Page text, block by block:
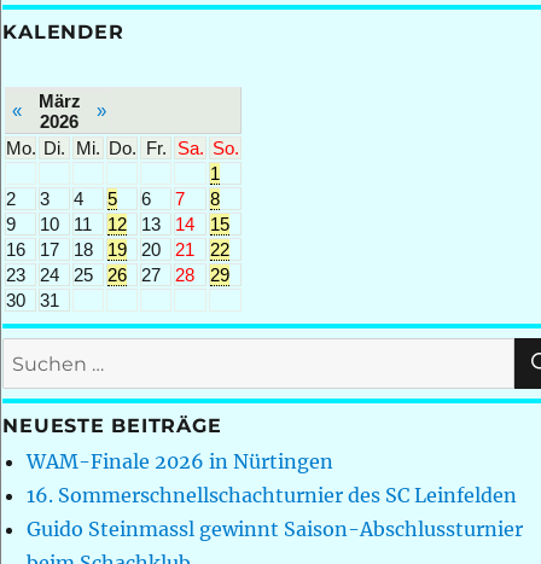
KALENDER
«
März
2026
»
Mo. Di. Mi. Do. Fr. Sa. So.
1
2
3 4 5 6 7
8
9
10 11 12 13 14
15
16
17 18 19 20 21
22
23
24 25 26 27 28
29
30
31
Suchen
nach:
NEUESTE BEITRÄGE
WAM-Finale 2026 in Nürtingen
16. Sommerschnellschachturnier des SC Leinfelden
Guido Steinmassl gewinnt Saison-Abschlussturnier